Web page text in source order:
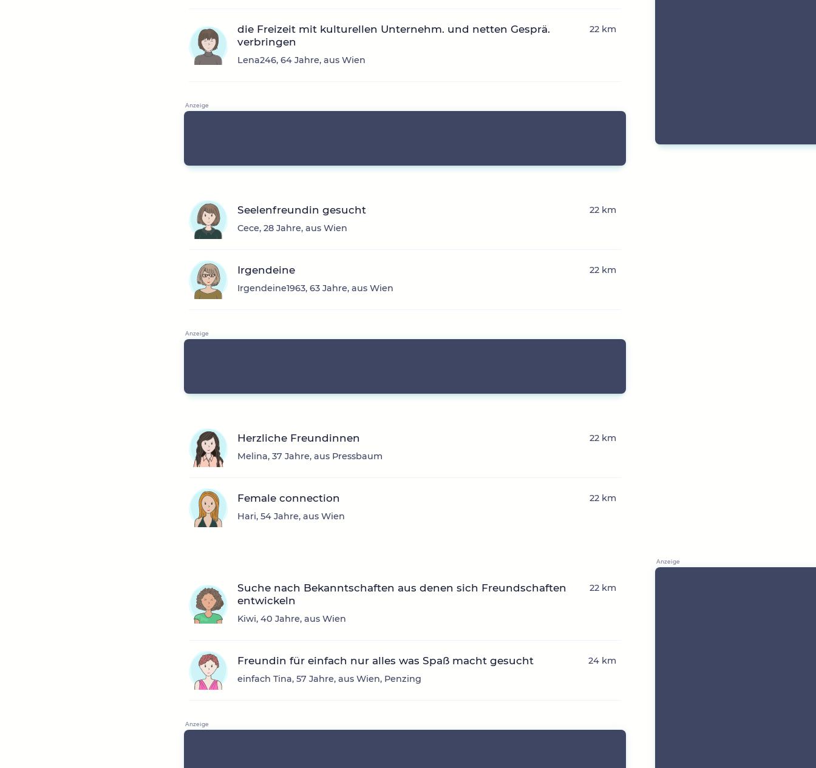
die Freizeit mit kulturellen Unternehm. und netten Gesprä.
verbringen
Lena246, 64 Jahre, aus Wien
22 km
Seelenfreundin gesucht
Cece, 28 Jahre, aus Wien
22 km
Irgendeine
Irgendeine1963, 63 Jahre, aus Wien
22 km
Herzliche Freundinnen
Melina, 37 Jahre, aus Pressbaum
22 km
Female connection
Hari, 54 Jahre, aus Wien
22 km
Suche nach Bekanntschaften aus denen sich Freundschaften
entwickeln
Kiwi, 40 Jahre, aus Wien
22 km
Freundin für einfach nur alles was Spaß macht gesucht
einfach Tina, 57 Jahre, aus Wien, Penzing
24 km